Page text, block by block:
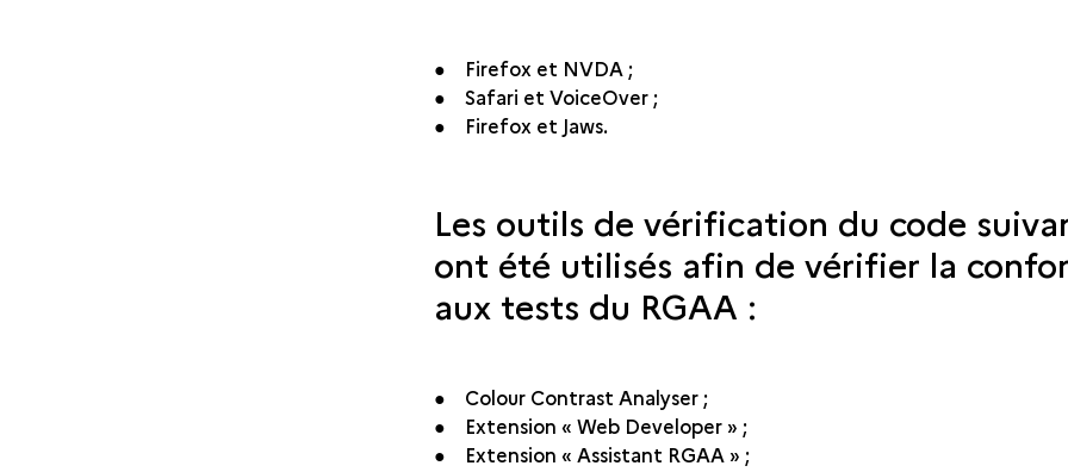
● Firefox et NVDA ;
● Safari et VoiceOver ;
● Firefox et Jaws.
Les outils de vérification du code
ont été utilisés afin de vérifier la
aux tests du RGAA :
● Colour Contrast Analyser ;
● Extension « Web Developer » ;
● Extension « Assistant RGAA » ;